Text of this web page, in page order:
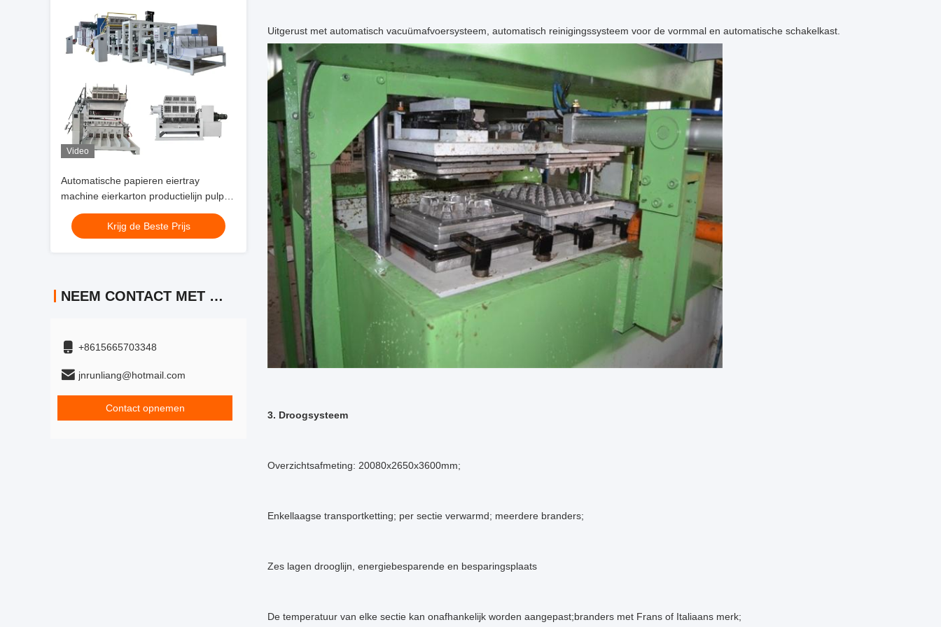
Video
Automatische papieren eiertray
machine eierkarton productielijn pulp
gietmachine prijs PLC bestuurd
Krijg de Beste Prijs
NEEM CONTACT MET ONS OP
+8615665703348
jnrunliang@hotmail.com
Contact opnemen
Uitgerust met automatisch vacuümafvoersysteem, automatisch reinigingssysteem voor de vormmal en automatische schakelkast.
3. Droogsysteem
Overzichtsafmeting: 20080x2650x3600mm;
Enkellaagse transportketting; per sectie verwarmd; meerdere branders;
Zes lagen drooglijn, energiebesparende en besparingsplaats
De temperatuur van elke sectie kan onafhankelijk worden aangepast;branders met Frans of Italiaans merk;